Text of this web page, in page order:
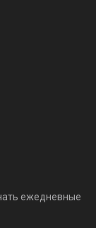
ежедневные